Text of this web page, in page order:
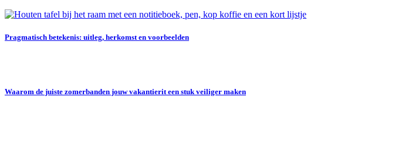
Pragmatisch betekenis: uitleg, herkomst en voorbeelden
Waarom de juiste zomerbanden jouw vakantierit een stuk veiliger maken